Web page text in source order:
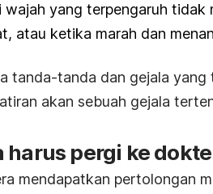
wajah yang terpengaruh tidak
atau ketika marah dan
tanda-­tanda dan gejala
akan sebuah gejala
harus pergi ke
mendapatkan pertolongan